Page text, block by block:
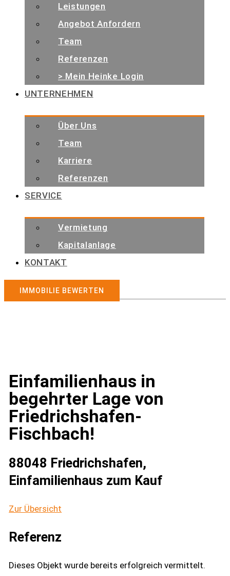
Leistungen
Angebot Anfordern
Team
Referenzen
> Mein Heinke Login
UNTERNEHMEN
Über Uns
Team
Karriere
Referenzen
SERVICE
Vermietung
Kapitalanlage
KONTAKT
IMMOBILIE BEWERTEN
Einfamilienhaus in
begehrter Lage von
Friedrichshafen-
Fischbach!
88048 Friedrichshafen,
Einfamilienhaus zum Kauf
Zur Übersicht
Referenz
Dieses Objekt wurde bereits erfolgreich vermittelt.